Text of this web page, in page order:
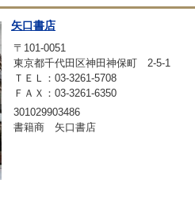
矢口書店
〒101-0051
東京都千代田区神田神保町 2-5-1
ＴＥＬ：03-3261-5708
ＦＡＸ：03-3261-6350
301029903486
書籍商 矢口書店